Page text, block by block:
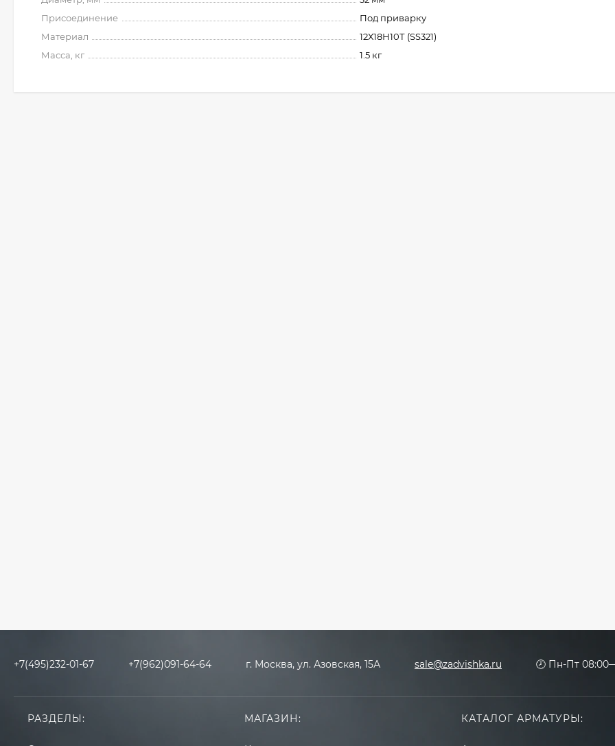
Присоединение
Под приварку
Материал
12Х18Н10Т (SS321)
Масса, кг
1.5 кг
+7(495)232-01-67 +7(962)091-64-64 г. Москва, ул. Азовская, 15А sale@zadvishka.ru 🕗 Пн-Пт
РАЗДЕЛЫ: МАГАЗИН: КАТАЛОГ АРМАТУРЫ: